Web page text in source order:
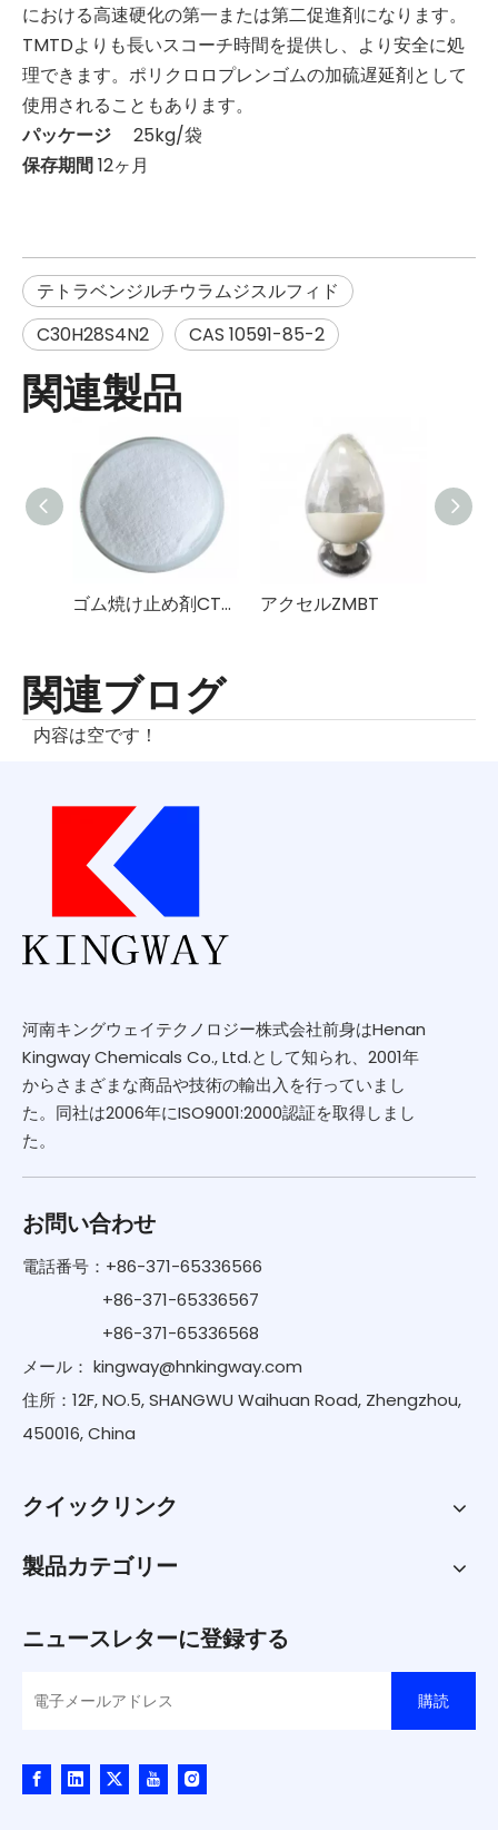
における高速硬化の第一または第二促進剤になります。
TMTDよりも長いスコーチ時間を提供し、より安全に処
理できます。ポリクロロプレンゴムの加硫遅延剤として
使用されることもあります。
パッケージ 25kg/袋
保存期間12ヶ月
テトラベンジルチウラムジスルフィド
C30H28S4N2
CAS 10591-85-2
関連製品
ゴム焼け止め剤CTP(PVI) アクセルZMBT
関連ブログ
内容は空です！
河南キングウェイテクノロジー株式会社前身はHenan
Kingway Chemicals Co., Ltd.として知られ、2001年
からさまざまな商品や技術の輸出入を行っていまし
た。同社は2006年にISO9001:2000認証を取得しまし
た。
お問い合わせ
電話番号：+86-371-65336566
+86-371-65336567
+86-371-65336568
メール： kingway@hnkingway.com
住所：12F, NO.5, SHANGWU Waihuan Road, Zhengzhou,
450016, China
クイックリンク
製品カテゴリー
ニュースレターに登録する
購読